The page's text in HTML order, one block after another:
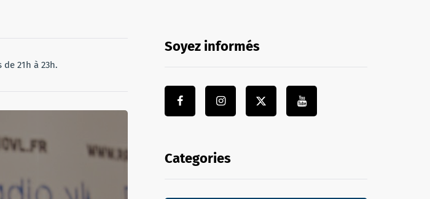
21h à 23h.
Soyez informés
Categories